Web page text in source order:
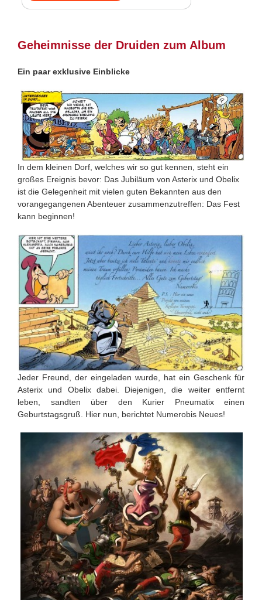
Geheimnisse der Druiden zum Album
Ein paar exklusive Einblicke
In dem kleinen Dorf, welches wir so gut kennen, steht ein
großes Ereignis bevor: Das Jubiläum von Asterix und Obelix
ist die Gelegenheit mit vielen guten Bekannten aus den
vorangegangenen Abenteuer zusammenzutreffen: Das Fest
kann beginnen!
Jeder Freund, der eingeladen wurde, hat ein Geschenk für
Asterix und Obelix dabei. Diejenigen, die weiter entfernt
leben, sandten über den Kurier Pneumatix einen
Geburtstagsgruß. Hier nun, berichtet Numerobis Neues!